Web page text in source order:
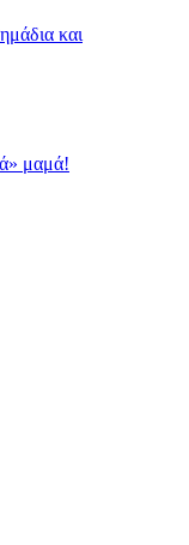
και
μαμά!